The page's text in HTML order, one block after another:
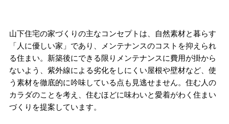
山下住宅の家づくりの主なコンセプトは、自然素材と暮らす
「人に優しい家」であり、メンテナンスのコストを抑えられ
る住まい。新築後にできる限りメンテナンスに費用が掛から
ないよう、紫外線による劣化をしにくい屋根や壁材など、使
う素材を徹底的に吟味している点も見逃せません。住む人の
カラダのことを考え、住むほどに味わいと愛着がわく住まい
づくりを提案しています。